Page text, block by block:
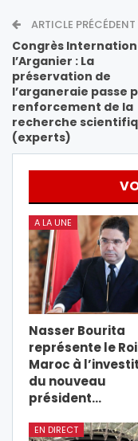
ARTICLE PRÉCÉDENT
Congrès
l’Arganier : La
préservation de
l’arganeraie passe
renforcement de la
recherche
(experts)
A LA UNE
Nasser Bourita
représente le
Maroc à
du nouveau
président…
EN DIRECT